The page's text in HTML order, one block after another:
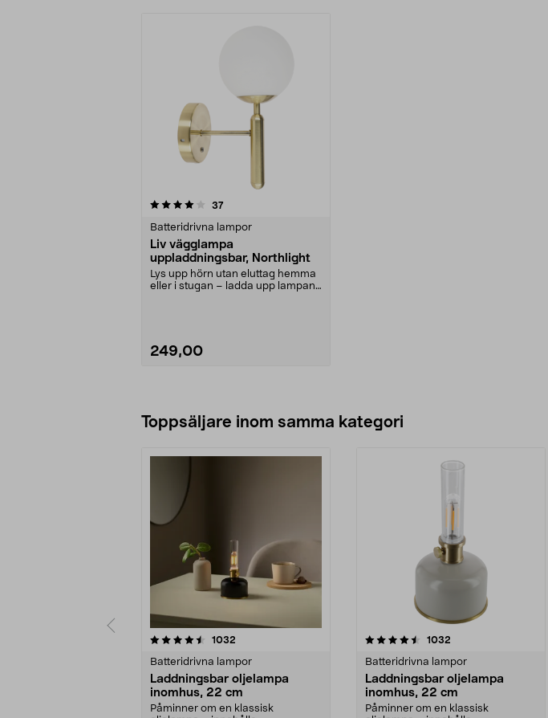
37recensioner
Batteridrivna lampor
Liv vägglampa
uppladdningsbar, Northlight
Lys upp hörn utan eluttag hemma
eller i stugan – ladda upp lampan
249,00
Toppsäljare inom samma kategori
1032
Batteridrivna lampor
Laddningsbar oljelampa
inomhus, 22 cm
Påminner om en klassisk
4.5 av 5 stjärnor 1032
Batteridrivna lampor
Laddningsbar oljelampa
inomhus, 22 cm
Påminner om en klassisk
3.5 av 5 stjärnor